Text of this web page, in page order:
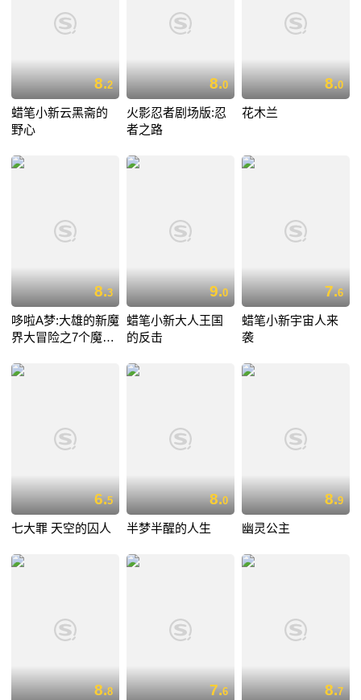
8.2
蜡笔小新云黑斋的
野心
8.0
火影忍者剧场版:忍
者之路
8.0
花木兰
8.3
哆啦A梦:大雄的新魔
界大冒险之7个魔法
9.0
蜡笔小新大人王国
的反击
7.6
蜡笔小新宇宙人来
袭
6.5
七大罪 天空的囚人
8.0
半梦半醒的人生
8.9
幽灵公主
8.8 7.6 8.7